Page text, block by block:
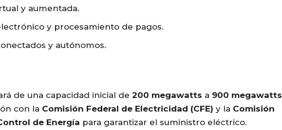
y aumentada.
y procesamiento de pagos.
y autónomos.
de una capacidad inicial de 200 megawatts a 900 megawatts
con la Comisión Federal de Electricidad (CFE) y la Comisión
de Energía para garantizar el suministro eléctrico.